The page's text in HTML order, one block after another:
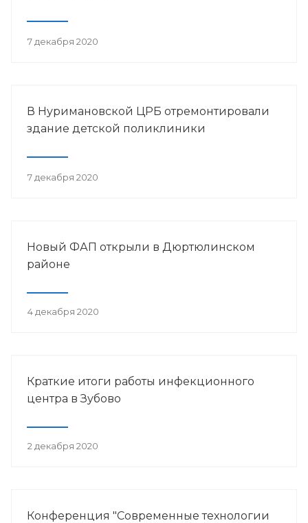
7 декабря 2020
В Нуримановской ЦРБ отремонтировали
здание детской поликлиники
7 декабря 2020
Новый ФАП открыли в Дюртюлинском
районе
4 декабря 2020
Краткие итоги работы инфекционного
центра в Зубово
2 декабря 2020
Конференция "Современные технологии